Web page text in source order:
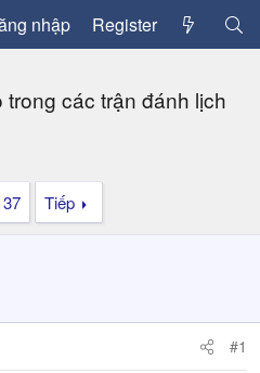
nhập Register
các trận đánh lịch
37 Tiếp
#1